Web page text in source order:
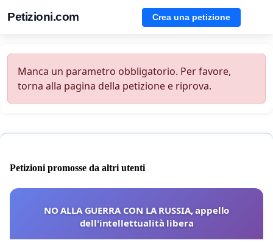
Petizioni.com Crea una petizione
Manca un parametro obbligatorio. Per favore,
torna alla pagina della petizione e riprova.
Petizioni promosse da altri utenti
NO ALLA GUERRA CON LA RUSSIA, appello
dell'intellettualità libera